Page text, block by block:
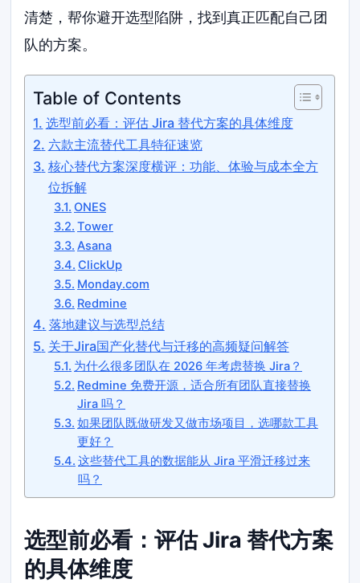
清楚，帮你避开选型陷阱，找到真正匹配自己团
队的方案。
Table of Contents
选型前必看：评估 Jira 替代方案的具体维度
六款主流替代工具特征速览
核心替代方案深度横评：功能、体验与成本全方
位拆解
ONES
Tower
Asana
ClickUp
Monday.com
Redmine
落地建议与选型总结
关于Jira国产化替代与迁移的高频疑问解答
为什么很多团队在 2026 年考虑替换 Jira？
Redmine 免费开源，适合所有团队直接替换
Jira 吗？
如果团队既做研发又做市场项目，选哪款工具
更好？
这些替代工具的数据能从 Jira 平滑迁移过来
吗？
选型前必看：评估 Jira 替代方案
的具体维度